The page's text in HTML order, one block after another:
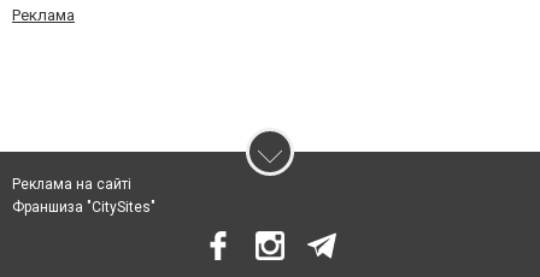
Реклама
Реклама на сайті
Франшиза "CitySites"